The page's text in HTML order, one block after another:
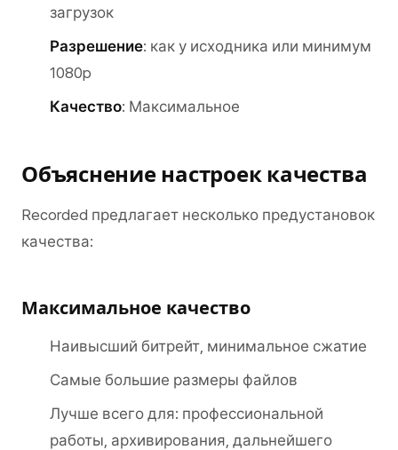
загрузок
Разрешение: как у исходника или минимум
1080p
Качество: Максимальное
Объяснение настроек качества
Recorded предлагает несколько предустановок
качества:
Максимальное качество
Наивысший битрейт, минимальное сжатие
Самые большие размеры файлов
Лучше всего для: профессиональной
работы, архивирования, дальнейшего